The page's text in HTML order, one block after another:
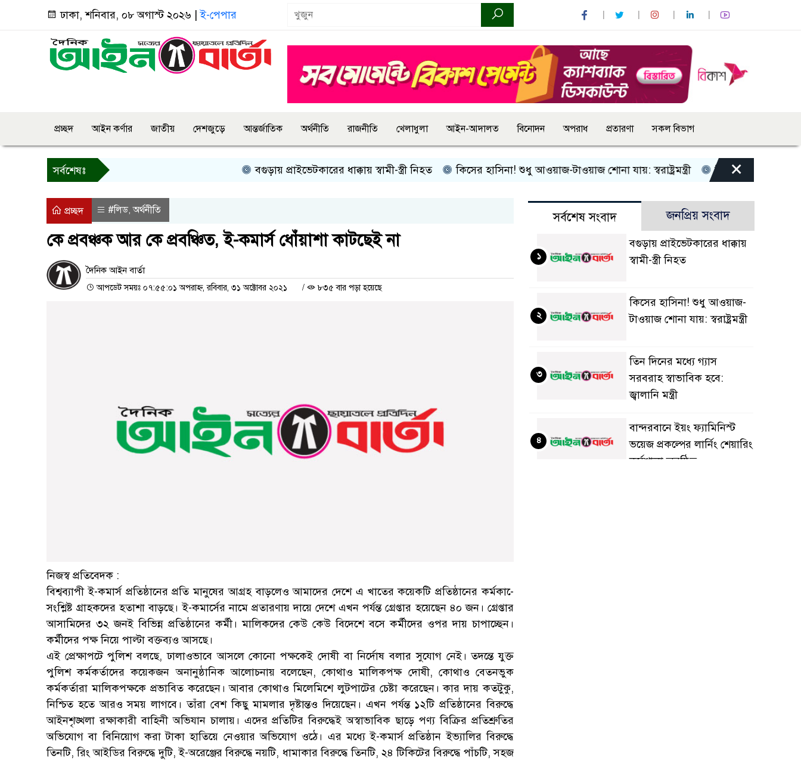
ঢাকা, শনিবার, ০৮ অগাস্ট ২০২৬ |ই-পেপার
প্রচ্ছদ আইন কর্ণার জাতীয় দেশজুড়ে আন্তর্জাতিক অর্থনীতি রাজনীতি খেলাধুলা আইন-আদালত বিনোদন অপরাধ প্রতারণা সকল বিভাগ
সর্বশেষঃ বগুড়ায় প্রাইভেটকারের ধাক্কায় স্বামী-স্ত্রী নিহত কিসের হাসিনা! শুধু আওয়াজ-টাওয়াজ শোনা যায়: স্বরাষ্ট্রমন্ত্রী তিন দিনের মধ্যে গ্যাস সরবরাহ
×
প্রচ্ছদ #লিড,অর্থনীতি
কে প্রবঞ্চক আর কে প্রবঞ্চিত, ই-কমার্স ধোঁয়াশা কাটছেই না
দৈনিক আইন বার্তা
আপডেট সময়ঃ ০৭:৫৫:০১ অপরাহ্ন, রবিবার, ৩১ অক্টোবর ২০২১ / ৮৩৫ বার পড়া হয়েছে
নিজস্ব প্রতিবেদক :
বিশ্বব্যাপী ই-কমার্স প্রতিষ্ঠানের প্রতি মানুষের আগ্রহ বাড়লেও আমাদের দেশে এ খাতের কয়েকটি প্রতিষ্ঠানের কর্মকা-ে
সংশ্লিষ্ট গ্রাহকদের হতাশা বাড়ছে। ই-কমার্সের নামে প্রতারণায় দায়ে দেশে এখন পর্যন্ত গ্রেপ্তার হয়েছেন ৪০ জন। গ্রেপ্তার
আসামিদের ৩২ জনই বিভিন্ন প্রতিষ্ঠানের কর্মী। মালিকদের কেউ কেউ বিদেশে বসে কর্মীদের ওপর দায় চাপাচ্ছেন।
কর্মীদের পক্ষ নিয়ে পাল্টা বক্তব্যও আসছে।
এই প্রেক্ষাপটে পুলিশ বলছে, ঢালাওভাবে আসলে কোনো পক্ষকেই দোষী বা নির্দোষ বলার সুযোগ নেই। তদন্তে যুক্ত
পুলিশ কর্মকর্তাদের কয়েকজন অনানুষ্ঠানিক আলোচনায় বলেছেন, কোথাও মালিকপক্ষ দোষী, কোথাও বেতনভুক
কর্মকর্তারা মালিকপক্ষকে প্রভাবিত করেছেন। আবার কোথাও মিলেমিশে লুটপাটের চেষ্টা করেছেন। কার দায় কতটুকু,
নিশ্চিত হতে আরও সময় লাগবে। তাঁরা বেশ কিছু মামলার দৃষ্টান্তও দিয়েছেন। এখন পর্যন্ত ১২টি প্রতিষ্ঠানের বিরুদ্ধে
আইনশৃঙ্খলা রক্ষাকারী বাহিনী অভিযান চালায়। এদের প্রতিটির বিরুদ্ধেই অস্বাভাবিক ছাড়ে পণ্য বিক্রির প্রতিশ্রুতির
অভিযোগ বা বিনিয়োগ করা টাকা হাতিয়ে নেওয়ার অভিযোগ ওঠে। এর মধ্যে ই-কমার্স প্রতিষ্ঠান ইভ্যালির বিরুদ্ধে
তিনটি, রিং আইডির বিরুদ্ধে দুটি, ই-অরেঞ্জের বিরুদ্ধে নয়টি, ধামাকার বিরুদ্ধে তিনটি, ২৪ টিকিটের বিরুদ্ধে পাঁচটি, সহজ
সর্বশেষ সংবাদ জনপ্রিয় সংবাদ
বগুড়ায় প্রাইভেটকারের ধাক্কায়
স্বামী-স্ত্রী নিহত
১
কিসের হাসিনা! শুধু আওয়াজ-
টাওয়াজ শোনা যায়: স্বরাষ্ট্রমন্ত্রী
২
তিন দিনের মধ্যে গ্যাস
সরবরাহ স্বাভাবিক হবে:
জ্বালানি মন্ত্রী
৩
বান্দরবানে ইয়ং ফ্যামিনিস্ট
ভয়েজ প্রকল্পের লার্নিং শেয়ারিং
কর্মশালা অনুষ্ঠিত
৪